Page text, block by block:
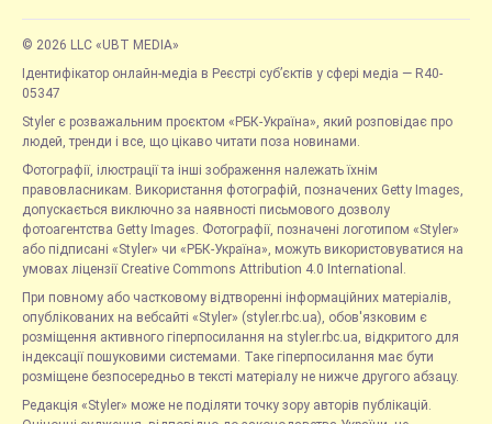
© 2026 LLC «UBT MEDIA»
Ідентифікатор онлайн-медіа в Реєстрі суб’єктів у сфері медіа — R40-
05347
Styler є розважальним проєктом «РБК-Україна», який розповідає про
людей, тренди і все, що цікаво читати поза новинами.
Фотографії, ілюстрації та інші зображення належать їхнім
правовласникам. Використання фотографій, позначених Getty Images,
допускається виключно за наявності письмового дозволу
фотоагентства Getty Images. Фотографії, позначені логотипом «Styler»
або підписані «Styler» чи «РБК-Україна», можуть використовуватися на
умовах ліцензії Creative Commons Attribution 4.0 International.
При повному або частковому відтворенні інформаційних матеріалів,
опублікованих на вебсайті «Styler» (styler.rbc.ua), обов'язковим є
розміщення активного гіперпосилання на styler.rbc.ua, відкритого для
індексації пошуковими системами. Таке гіперпосилання має бути
розміщене безпосередньо в тексті матеріалу не нижче другого абзацу.
Редакція «Styler» може не поділяти точку зору авторів публікацій.